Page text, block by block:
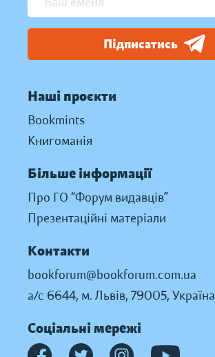
Підписатись
Наші проєкти
Bookmints
Книгоманія
Більше інформації
Про ГО “Форум видавців”
Презентаційні матеріали
Контакти
bookforum@bookforum.com.ua
а/с 6644, м. Львів, 79005, Україна
Соціальні мережі